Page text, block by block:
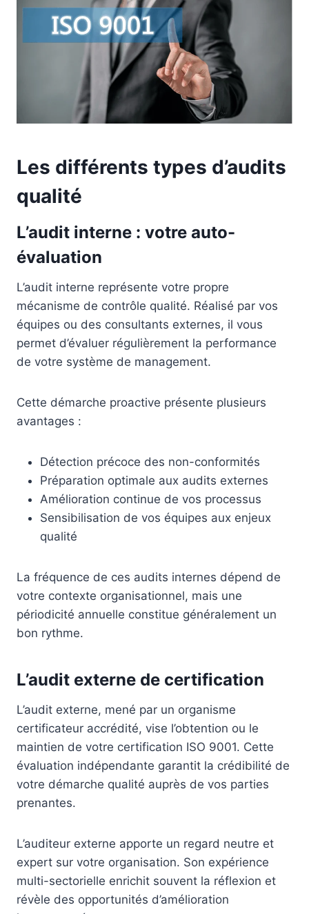
Les différents types d’audits
qualité
L’audit interne : votre auto-
évaluation
L’audit interne représente votre propre
mécanisme de contrôle qualité. Réalisé par vos
équipes ou des consultants externes, il vous
permet d’évaluer régulièrement la performance
de votre système de management.
Cette démarche proactive présente plusieurs
avantages :
Détection précoce des non-conformités
Préparation optimale aux audits externes
Amélioration continue de vos processus
Sensibilisation de vos équipes aux enjeux
qualité
La fréquence de ces audits internes dépend de
votre contexte organisationnel, mais une
périodicité annuelle constitue généralement un
bon rythme.
L’audit externe de certification
L’audit externe, mené par un organisme
certificateur accrédité, vise l’obtention ou le
maintien de votre certification ISO 9001. Cette
évaluation indépendante garantit la crédibilité de
votre démarche qualité auprès de vos parties
prenantes.
L’auditeur externe apporte un regard neutre et
expert sur votre organisation. Son expérience
multi-sectorielle enrichit souvent la réflexion et
révèle des opportunités d’amélioration